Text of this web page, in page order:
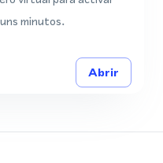
minutos.
Abrir